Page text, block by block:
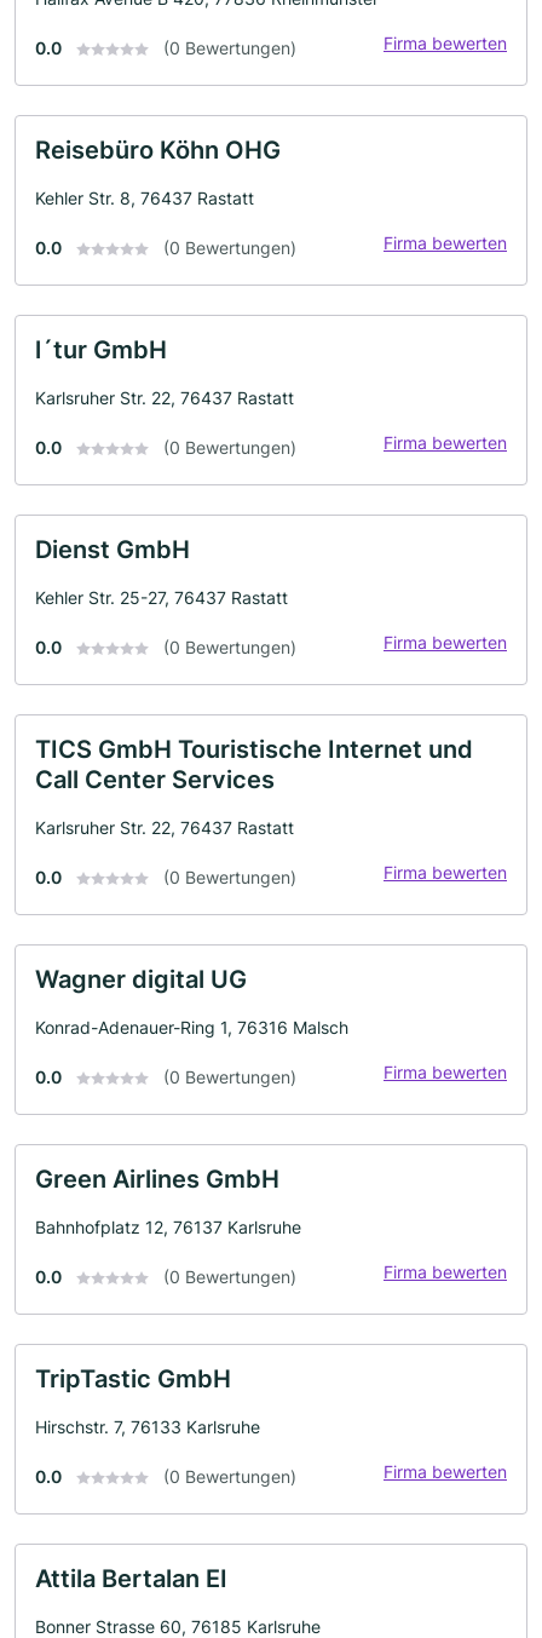
0.0 (0 Bewertungen) Firma bewerten
Reisebüro Köhn OHG
Kehler Str. 8, 76437 Rastatt
0.0 (0 Bewertungen) Firma bewerten
l´tur GmbH
Karlsruher Str. 22, 76437 Rastatt
0.0 (0 Bewertungen) Firma bewerten
Dienst GmbH
Kehler Str. 25-27, 76437 Rastatt
0.0 (0 Bewertungen) Firma bewerten
TICS GmbH Touristische Internet und
Call Center Services
Karlsruher Str. 22, 76437 Rastatt
0.0 (0 Bewertungen) Firma bewerten
Wagner digital UG
Konrad-Adenauer-Ring 1, 76316 Malsch
0.0 (0 Bewertungen) Firma bewerten
Green Airlines GmbH
Bahnhofplatz 12, 76137 Karlsruhe
0.0 (0 Bewertungen) Firma bewerten
TripTastic GmbH
Hirschstr. 7, 76133 Karlsruhe
0.0 (0 Bewertungen) Firma bewerten
Attila Bertalan EI
Bonner Strasse 60, 76185 Karlsruhe